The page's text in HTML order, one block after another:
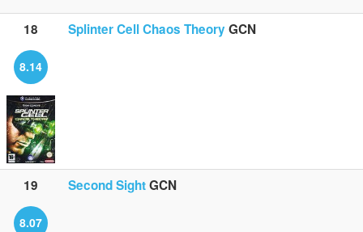
18 Splinter Cell Chaos TheoryGCN
8.14
19 Second SightGCN
8.07